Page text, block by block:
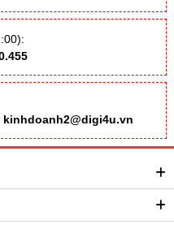
kinhdoanh2@digi4u.vn